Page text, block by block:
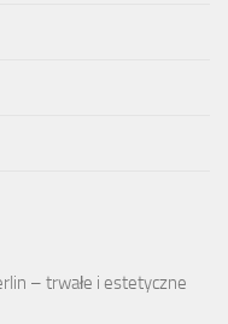
– trwałe i estetyczne